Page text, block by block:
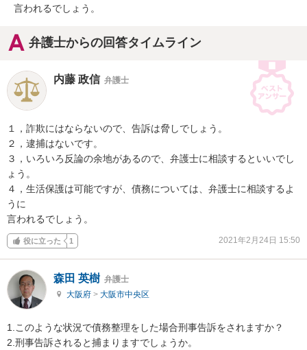
言われるでしょう。
弁護士からの回答タイムライン
内藤 政信 弁護士
１，詐欺にはならないので、告訴は脅しでしょう。
２，逮捕はないです。
３，いろいろ反論の余地があるので、弁護士に相談するといいでし
ょう。
４，生活保護は可能ですが、債務については、弁護士に相談するよ
うに
言われるでしょう。
役に立った 1 2021年2月24日 15:50
森田 英樹 弁護士
大阪府 > 大阪市中央区
1.このような状況で債務整理をした場合刑事告訴をされますか？
2.刑事告訴されると捕まりますでしょうか。